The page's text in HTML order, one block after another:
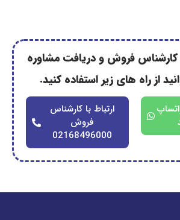
و دریافت مشاوره
زیر استفاده کنید.
ارتباط با کارشناس
02168496000